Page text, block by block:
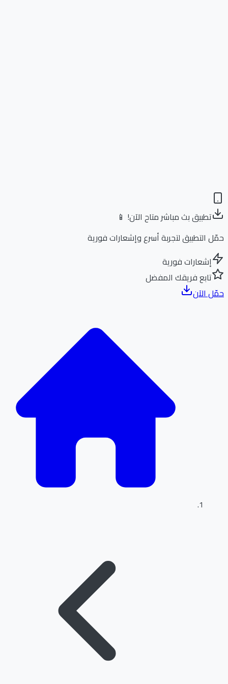
تطبيق بث مباشر متاح الآن! 📱
التطبيق لتجربة أسرع وإشعارات فورية
إشعارات فورية
تابع فريقك المفضل
الآن